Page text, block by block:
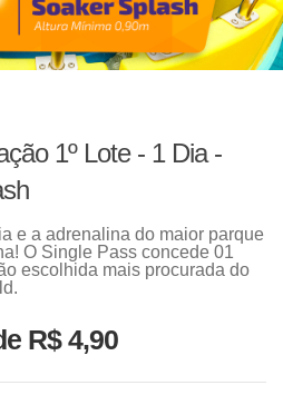
1º Lote - 1 Dia -
e a adrenalina do maior parque
O Single Pass concede 01
escolhida mais procurada do
R$ 4,90